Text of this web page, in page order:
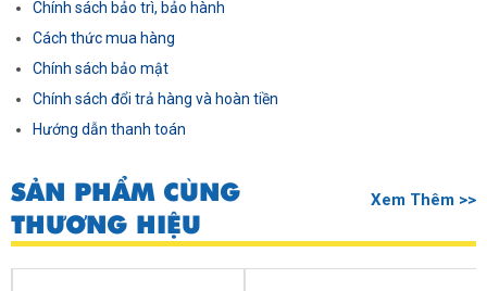
Chính sách bảo trì, bảo hành
Cách thức mua hàng
Chính sách bảo mật
Chính sách đổi trả hàng và hoàn tiền
Hướng dẫn thanh toán
SẢN PHẨM CÙNG
THƯƠNG HIỆU
Xem Thêm >>